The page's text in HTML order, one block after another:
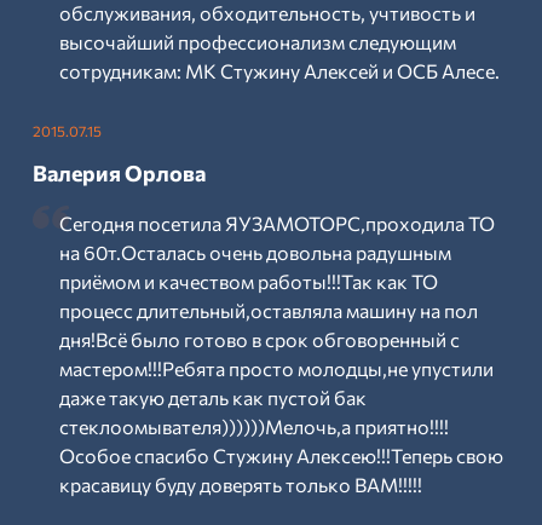
обслуживания, обходительность, учтивость и
высочайший профессионализм следующим
сотрудникам: МК Стужину Алексей и ОСБ Алесе.
2015.07.15
Валерия Орлова
Сегодня посетила ЯУЗАМОТОРС,проходила ТО
на 60т.Осталась очень довольна радушным
приёмом и качеством работы!!!Так как ТО
процесс длительный,оставляла машину на пол
дня!Всё было готово в срок обговоренный с
мастером!!!Ребята просто молодцы,не упустили
даже такую деталь как пустой бак
стеклоомывателя))))))Мелочь,а приятно!!!!
Особое спасибо Стужину Алексею!!!Теперь свою
красавицу буду доверять только ВАМ!!!!!